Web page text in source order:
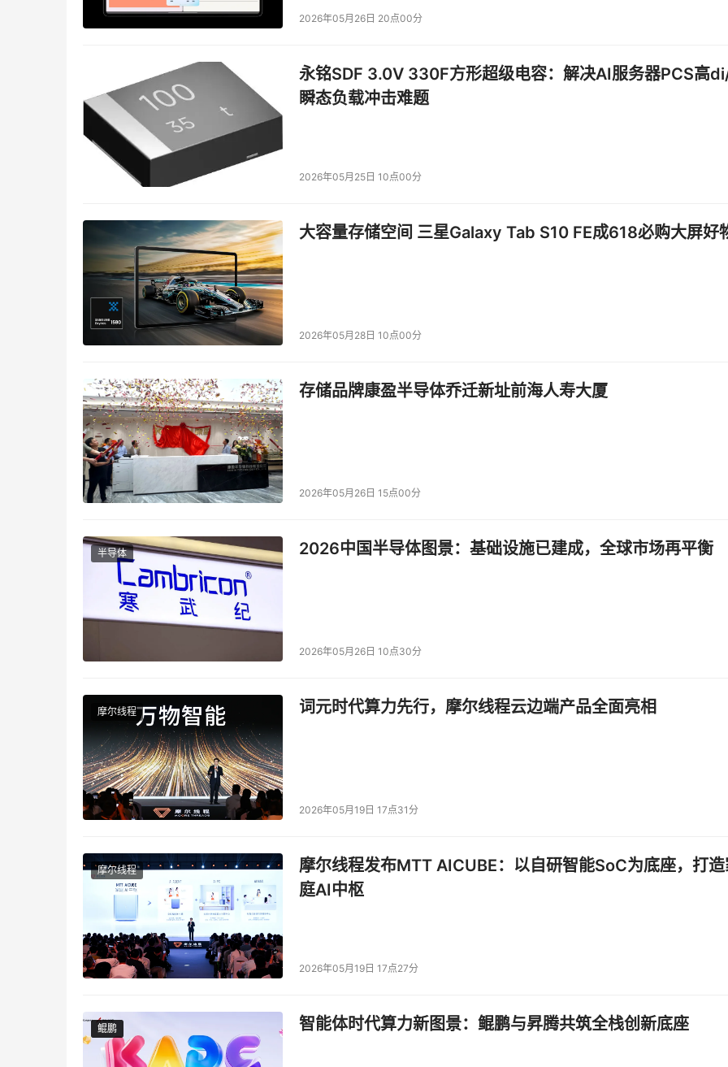
AI数据平台上集成Nemotron，以支持AI智能体进行复杂的商业数据搜索与分析；视频会议巨头Zoom也计划采用
Nemotron来帮助用户处理多步骤的复杂任务。
作为开源的模型，NVIDIA Nemotron Nano 2 和 Llama Nemotron Super 1.5 (NVFP4) 将在不久后开放下载。
次，英伟达不仅开放模型，还推出了训练数据集——Llama Nemotron VLM 数据集 v1，开发者可以在Hugging
Face上自行下载。
本文来源于DOIT传媒，文章内容仅供参考，不构成投资建议。
2026年05月26日 20点00分
永铭SDF 3.0V 330F方形超级电容：解决AI服务器PCS高
瞬态负载冲击难题
2026年05月25日 10点00分
大容量存储空间 三星Galaxy Tab S10 FE成618必购大屏好
2026年05月28日 10点00分
存储品牌康盈半导体乔迁新址前海人寿大厦
2026年05月26日 15点00分
半导体 2026中国半导体图景：基础设施已建成，全球市场再平衡
2026年05月26日 10点30分
摩尔线程 词元时代算力先行，摩尔线程云边端产品全面亮相
2026年05月19日 17点31分
摩尔线程
摩尔线程发布MTT AICUBE：以自研智能SoC为底座，打
庭AI中枢
2026年05月19日 17点27分
鲲鹏
鲲鹏 智能体时代算力新图景：鲲鹏与昇腾共筑全栈创新底座